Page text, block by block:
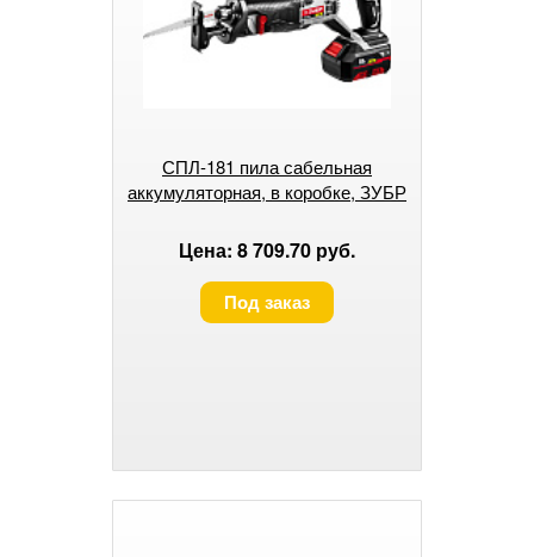
СПЛ-181 пила сабельная
аккумуляторная, в коробке, ЗУБР
Цена: 8 709.70 руб.
Под заказ